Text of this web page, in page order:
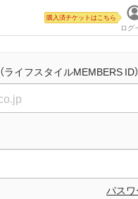
ログ
購入済チケットはこちら
（ライフスタイルMEMBERS ID）
パス